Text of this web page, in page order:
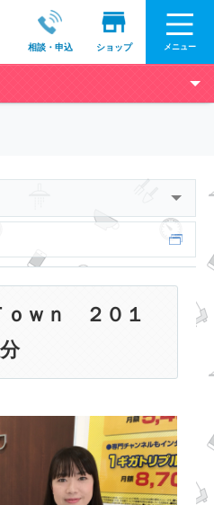
相談・申込 ショップ メニュー
ｏｗｎ ２０１